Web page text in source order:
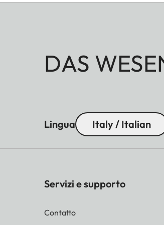
DAS
Lingua Italy / Italian
Servizi e supporto
Contatto